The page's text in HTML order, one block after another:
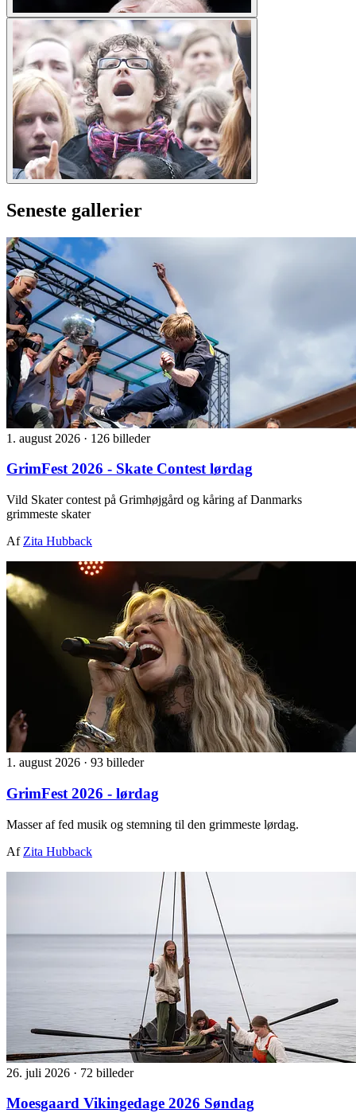
Seneste gallerier
1. august 2026 · 126 billeder
GrimFest 2026 - Skate Contest lørdag
Vild Skater contest på Grimhøjgård og kåring af Danmarks
grimmeste skater
Af Zita Hubback
1. august 2026 · 93 billeder
GrimFest 2026 - lørdag
Masser af fed musik og stemning til den grimmeste lørdag.
Af Zita Hubback
26. juli 2026 · 72 billeder
Moesgaard Vikingedage 2026 Søndag